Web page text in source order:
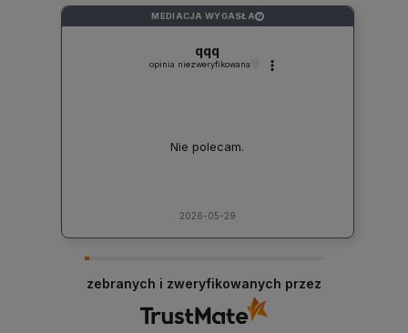
MEDIACJA WYGASŁA ?
qqq
opinia niezweryfikowana
Nie polecam.
2026-05-29
zebranych i zweryfikowanych przez